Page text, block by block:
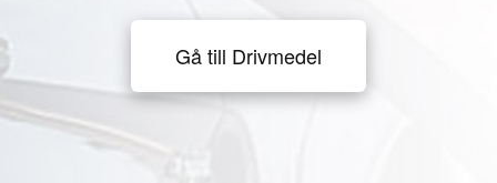
Gå till Drivmedel